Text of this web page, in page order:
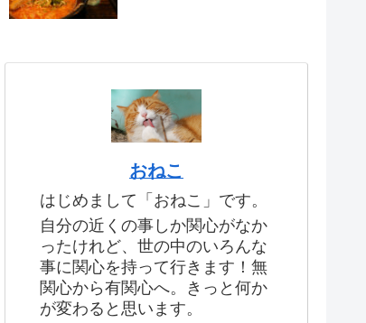
おねこ
はじめまして「おねこ」です。
自分の近くの事しか関心がなか
ったけれど、世の中のいろんな
事に関心を持って行きます！無
関心から有関心へ。きっと何か
が変わると思います。